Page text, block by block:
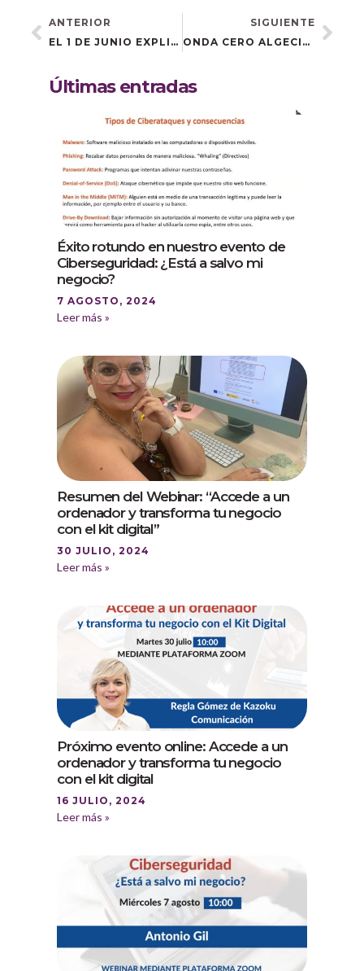
ANTERIOR
EL 1 DE JUNIO EXPLICAMOS EN SAN MARTÍN DEL TESORILLO LAS FUNCIONALIDADES DE CANVA Y CAPCUT
SIGUIENTE
ONDA CERO ALGECIRAS ENTREVISTA A MARÍA GARCÍA
Últimas entradas
Éxito rotundo en nuestro evento de
Ciberseguridad: ¿Está a salvo mi
negocio?
7 AGOSTO, 2024
Leer más »
Resumen del Webinar: “Accede a un
ordenador y transforma tu negocio
con el kit digital”
30 JULIO, 2024
Leer más »
Próximo evento online: Accede a un
ordenador y transforma tu negocio
con el kit digital
16 JULIO, 2024
Leer más »